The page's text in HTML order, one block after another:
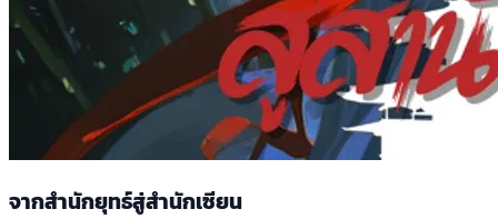
จากสำนักยุทธ์สู่สำนักเซียน